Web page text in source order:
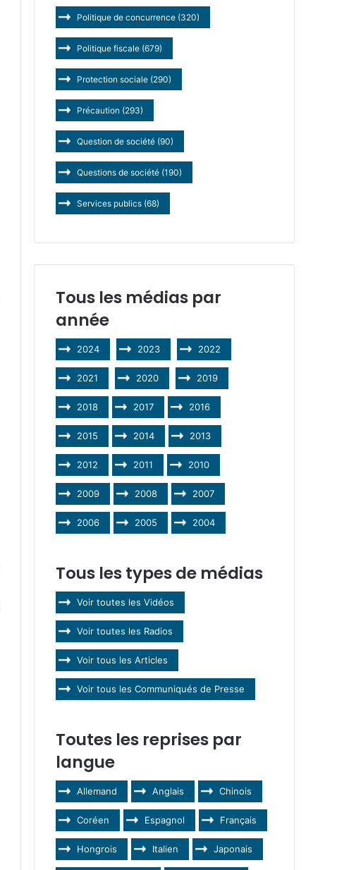
Politique de concurrence (320)
Politique fiscale (679)
Protection sociale (290)
Précaution (293)
Question de société (90)
Questions de société (190)
Services publics (68)
Tous les médias par
année
2024 2023 2022
2021 2020 2019
2018 2017 2016
2015 2014 2013
2012 2011 2010
2009 2008 2007
2006 2005 2004
Tous les types de médias
Voir toutes les Vidéos
Voir toutes les Radios
Voir tous les Articles
Voir tous les Communiqués de Presse
Toutes les reprises par
langue
Allemand Anglais Chinois
Coréen Espagnol Français
Hongrois Italien Japonais